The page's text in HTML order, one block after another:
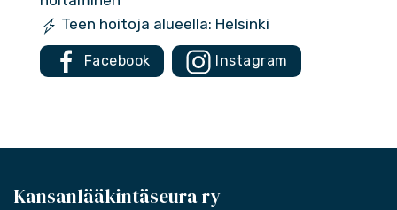
Teen hoitoja alueella: Helsinki
Facebook Instagram
Kansanlääkintäseura ry